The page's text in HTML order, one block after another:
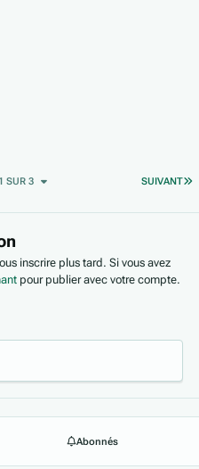
SUIVANT
SUR 3
inscrire plus tard. Si vous avez
pour publier avec votre compte.
Abonnés